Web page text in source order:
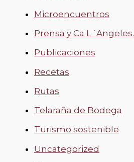
Microencuentros
Prensa y Ca L´Angeles.
Publicaciones
Recetas
Rutas
Telaraña de Bodega
Turismo sostenible
Uncategorized